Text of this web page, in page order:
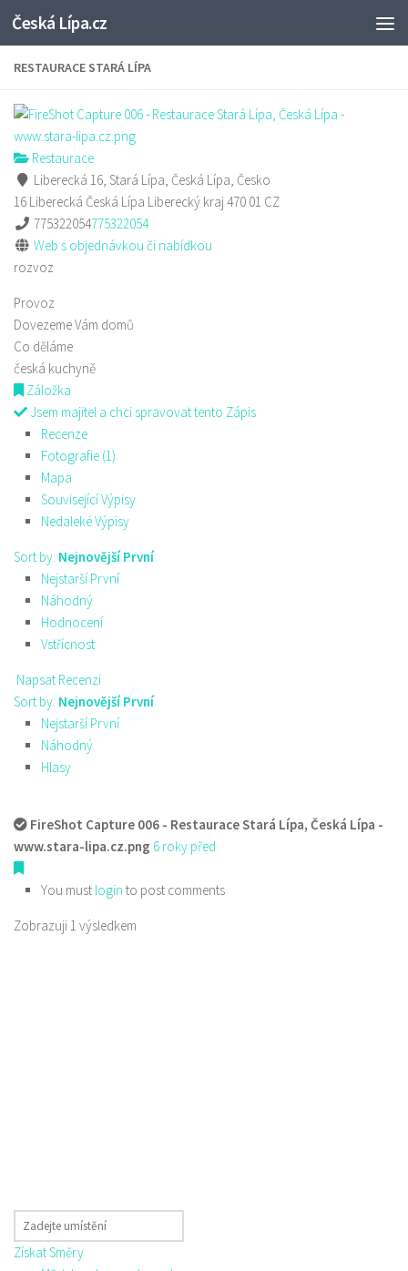
Skip to content
Česká Lípa.cz
RESTAURACE STARÁ LÍPA
Restaurace
Liberecká 16, Stará Lípa, Česká Lípa, Česko
16 Liberecká Česká Lípa Liberecký kraj470 01 CZ
775322054775322054
Web s objednávkou či nabídkou
rozvoz
Provoz
Dovezeme Vám domů
Co děláme
česká kuchyně
Záložka
Jsem majitel a chci spravovat tento Zápis
Recenze
Fotografie (1)
Mapa
Související Výpisy
Nedaleké Výpisy
Sort by: Nejnovější První
Nejstarší První
Náhodný
Hodnocení
Vstřícnost
Napsat Recenzi
Sort by: Nejnovější První
Nejstarší První
Náhodný
Hlasy
FireShot Capture 006 - Restaurace Stará Lípa, Česká Lípa -
www.stara-lipa.cz.png 6 roky před
You must login to post comments
Zobrazuji 1 výsledkem
Získat Směry